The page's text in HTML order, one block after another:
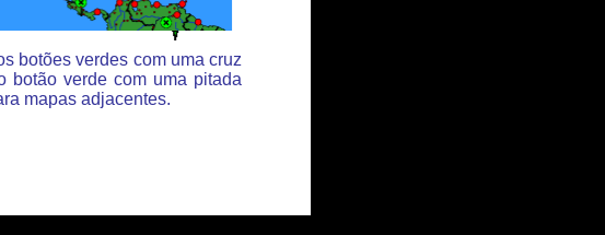
botões verdes com uma cruz
botão verde com uma pitada
mapas adjacentes.